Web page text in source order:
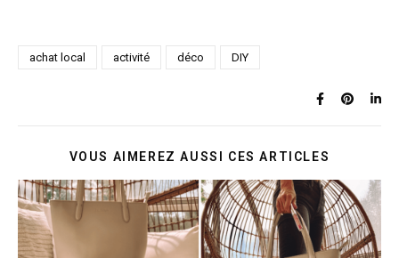
achat local activité déco DIY
VOUS AIMEREZ AUSSI CES ARTICLES